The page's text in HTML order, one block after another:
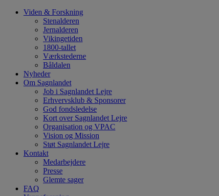
Hop
Viden & Forskning
Stenalderen
Jernalderen
Vikingetiden
1800-tallet
Værkstederne
Båldalen
Nyheder
Om Sagnlandet
Job i Sagnlandet Lejre
Erhvervsklub & Sponsorer
God fondsledelse
Kort over Sagnlandet Lejre
Organisation og VPAC
Vision og Mission
Støt Sagnlandet Lejre
Kontakt
Medarbejdere
Presse
Glemte sager
FAQ